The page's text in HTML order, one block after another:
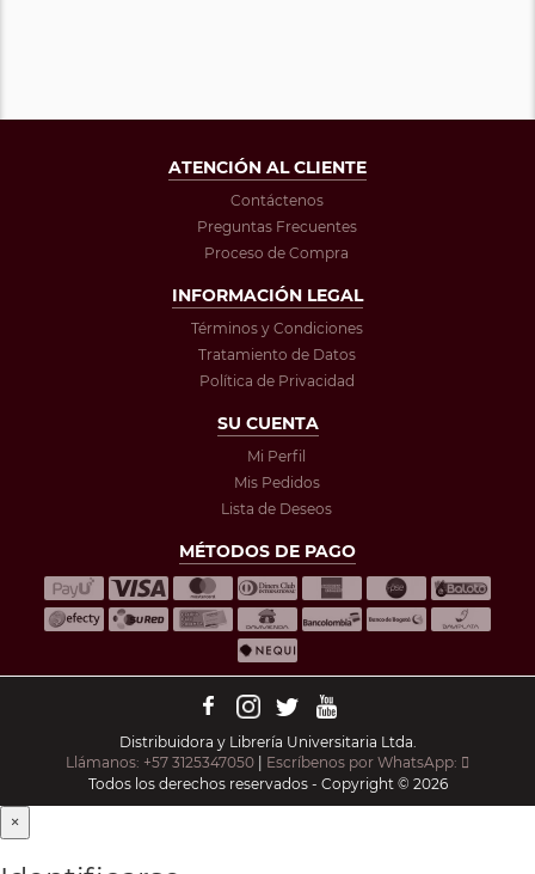
ATENCIÓN AL CLIENTE
Contáctenos
Preguntas Frecuentes
Proceso de Compra
INFORMACIÓN LEGAL
Términos y Condiciones
Tratamiento de Datos
Política de Privacidad
SU CUENTA
Mi Perfil
Mis Pedidos
Lista de Deseos
MÉTODOS DE PAGO
Distribuidora y Librería Universitaria Ltda.
Llámanos: +57 3125347050 | Escríbenos por WhatsApp:
Todos los derechos reservados - Copyright © 2026
×